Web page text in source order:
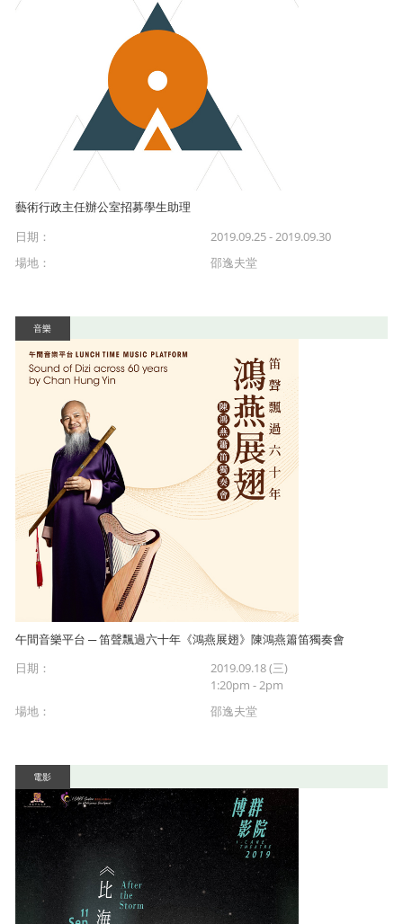
藝術行政主任辦公室招募學生助理
日期：
2019.09.25 - 2019.09.30
場地：
邵逸夫堂
音樂
午間音樂平台 ─ 笛聲飄過六十年《鴻燕展翅》陳鴻燕簫笛獨奏會
日期：
2019.09.18 (三)
1:20pm - 2pm
場地：
邵逸夫堂
電影